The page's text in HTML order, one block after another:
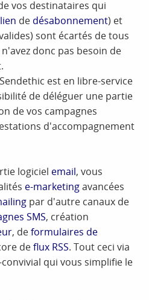
vos destinataires qui
lien de désabonnement) et
sont écartés de tous
donc pas besoin de
est en libre-service
de déléguer une partie
de vos campagnes
d'accompagnement
logiciel email, vous
e-marketingavancées
par d'autre canaux de
SMS, création
, deformulaires de
deflux RSS. Tout ceci via
qui vous simplifie le